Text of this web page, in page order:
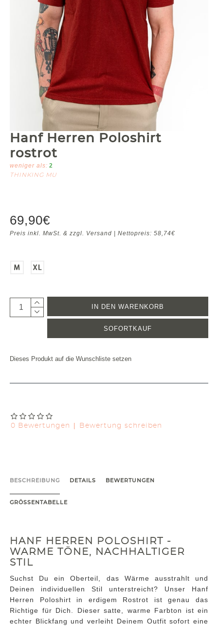
Hanf Herren Poloshirt
rostrot
weniger als: 2
THINKING MU
0 Bewertungen | Bewertung schreiben
69,90€
Preis inkl. MwSt. & zzgl. Versand | Nettopreis: 58,74€
IN DEN WARENKORB
SOFORTKAUF
Dieses Produkt auf die Wunschliste setzen
BESCHREIBUNG DETAILS BEWERTUNGEN
GRÖSSENTABELLE
HANF HERREN POLOSHIRT -
WARME TÖNE, NACHHALTIGER
STIL
Suchst Du ein Oberteil, das Wärme ausstrahlt und
Deinen individuellen Stil unterstreicht? Unser Hanf
Herren Poloshirt in erdigem Rostrot ist genau das
Richtige für Dich. Dieser satte, warme Farbton ist ein
echter Blickfang und verleiht Deinem Outfit sofort eine